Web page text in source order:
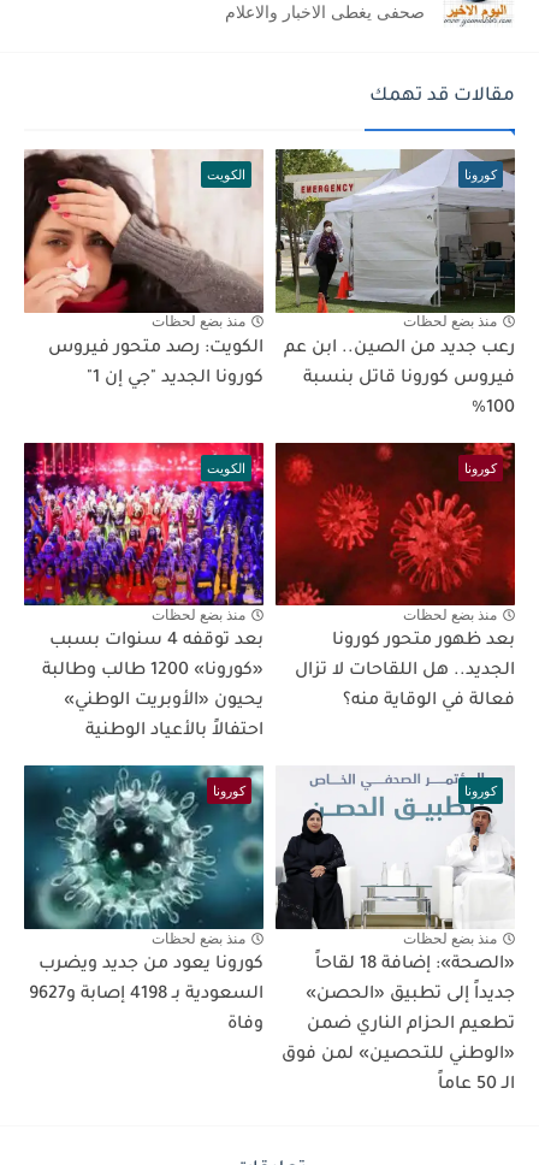
صحفى يغطى الاخبار والاعلام
مقالات قد تهمك
كورونا
منذ بضع لحظات
رعب جديد من الصين.. ابن عم
فيروس كورونا قاتل بنسبة
100%
الكويت
منذ بضع لحظات
الكويت: رصد متحور فيروس
كورونا الجديد "جي إن 1"
كورونا
منذ بضع لحظات
بعد ظهور متحور كورونا
الجديد.. هل اللقاحات لا تزال
فعالة في الوقاية منه؟
الكويت
منذ بضع لحظات
بعد توقفه 4 سنوات بسبب
«كورونا» 1200 طالب وطالبة
يحيون «الأوبريت الوطني»
احتفالاً بالأعياد الوطنية
كورونا
منذ بضع لحظات
«الصحة»: إضافة 18 لقاحاً
جديداً إلى تطبيق «الحصن»
تطعيم الحزام الناري ضمن
«الوطني للتحصين» لمن فوق
الـ 50 عاماً
كورونا
منذ بضع لحظات
كورونا يعود من جديد ويضرب
السعودية بـ 4198 إصابة و9627
وفاة